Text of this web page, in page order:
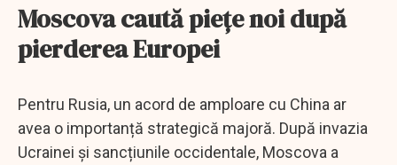
Moscova caută piețe noi după
pierderea Europei
Pentru Rusia, un acord de amploare cu China ar
avea o importanță strategică majoră. După invazia
Ucrainei și sancțiunile occidentale, Moscova a